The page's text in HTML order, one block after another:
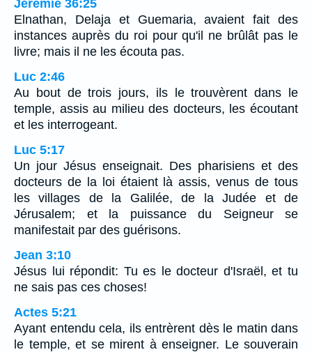
Jérémie 36:25
Elnathan, Delaja et Guemaria, avaient fait des
instances auprès du roi pour qu'il ne brûlât pas le
livre; mais il ne les écouta pas.
Luc 2:46
Au bout de trois jours, ils le trouvèrent dans le
temple, assis au milieu des docteurs, les écoutant
et les interrogeant.
Luc 5:17
Un jour Jésus enseignait. Des pharisiens et des
docteurs de la loi étaient là assis, venus de tous
les villages de la Galilée, de la Judée et de
Jérusalem; et la puissance du Seigneur se
manifestait par des guérisons.
Jean 3:10
Jésus lui répondit: Tu es le docteur d'Israël, et tu
ne sais pas ces choses!
Actes 5:21
Ayant entendu cela, ils entrèrent dès le matin dans
le temple, et se mirent à enseigner. Le souverain